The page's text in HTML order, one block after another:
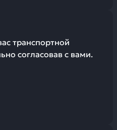
транспортной
согласовав с вами.